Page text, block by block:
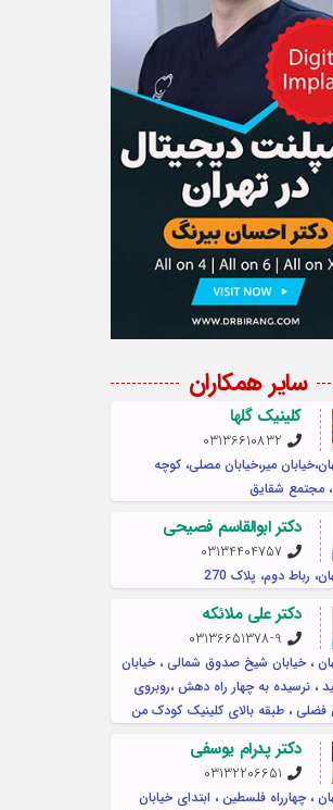
سایر همکاران
کلینیک گلها
03136610832
میر،خیابان مصلی، کوچه
مجتمع شقایق
دکتر ابوالقاسم فصیحی
03134404757
رباط دوم، پلاک 270
دکتر علی ملائکه
03136651378-9
، خیابان شیخ صدوق شمالی ، خیابان
، نرسیده به چهار راه دهش ،روبروی
فضلی ، طبقه بالای کلینیک کودک من
دکتر پدرام یوسفی
03132206651
، چهارراه فلسطین ، ابتدای خیابان